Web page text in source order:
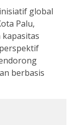
global
Palu,
berbasis